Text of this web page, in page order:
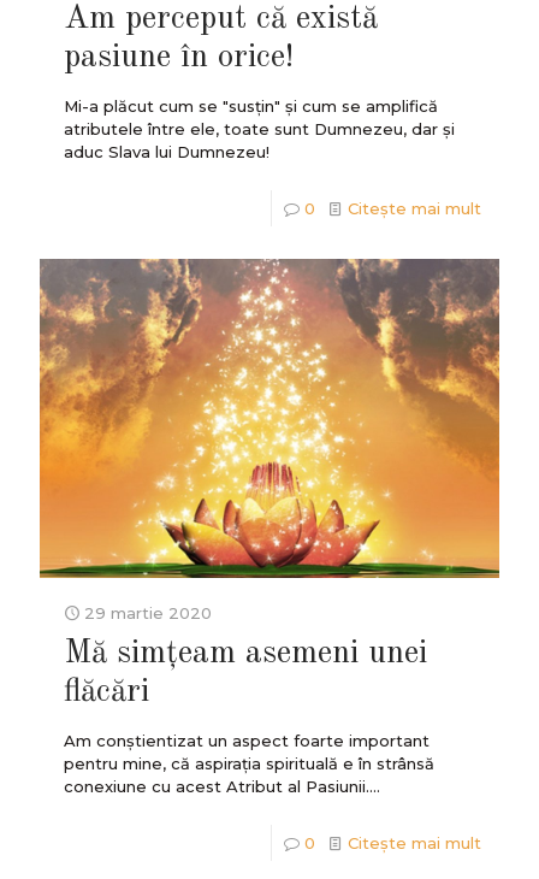
Am perceput că există
pasiune în orice!
Mi-a plăcut cum se "susțin" şi cum se amplifică
atributele între ele, toate sunt Dumnezeu, dar şi
aduc Slava lui Dumnezeu!
0 Citește mai mult
29 martie 2020
Mă simțeam asemeni unei
flăcări
Am conştientizat un aspect foarte important
pentru mine, că aspiraţia spirituală e în strânsă
conexiune cu acest Atribut al Pasiunii....
0 Citește mai mult